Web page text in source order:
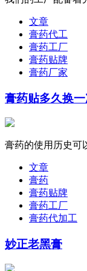
文章
膏药代工
膏药工厂
膏药贴牌
膏药厂家
膏药贴多久换一
膏药的使用历史可
文章
膏药
膏药贴牌
膏药工厂
膏药代加工
妙正老黑膏